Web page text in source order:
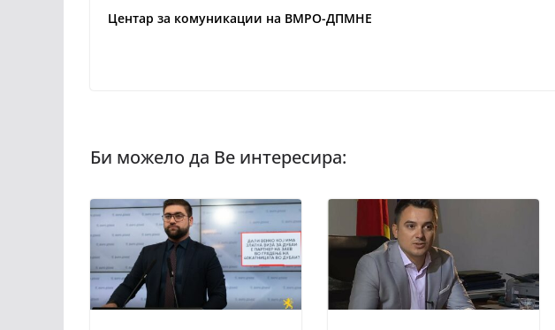
Центар за комуникации на ВМРО-ДПМНЕ